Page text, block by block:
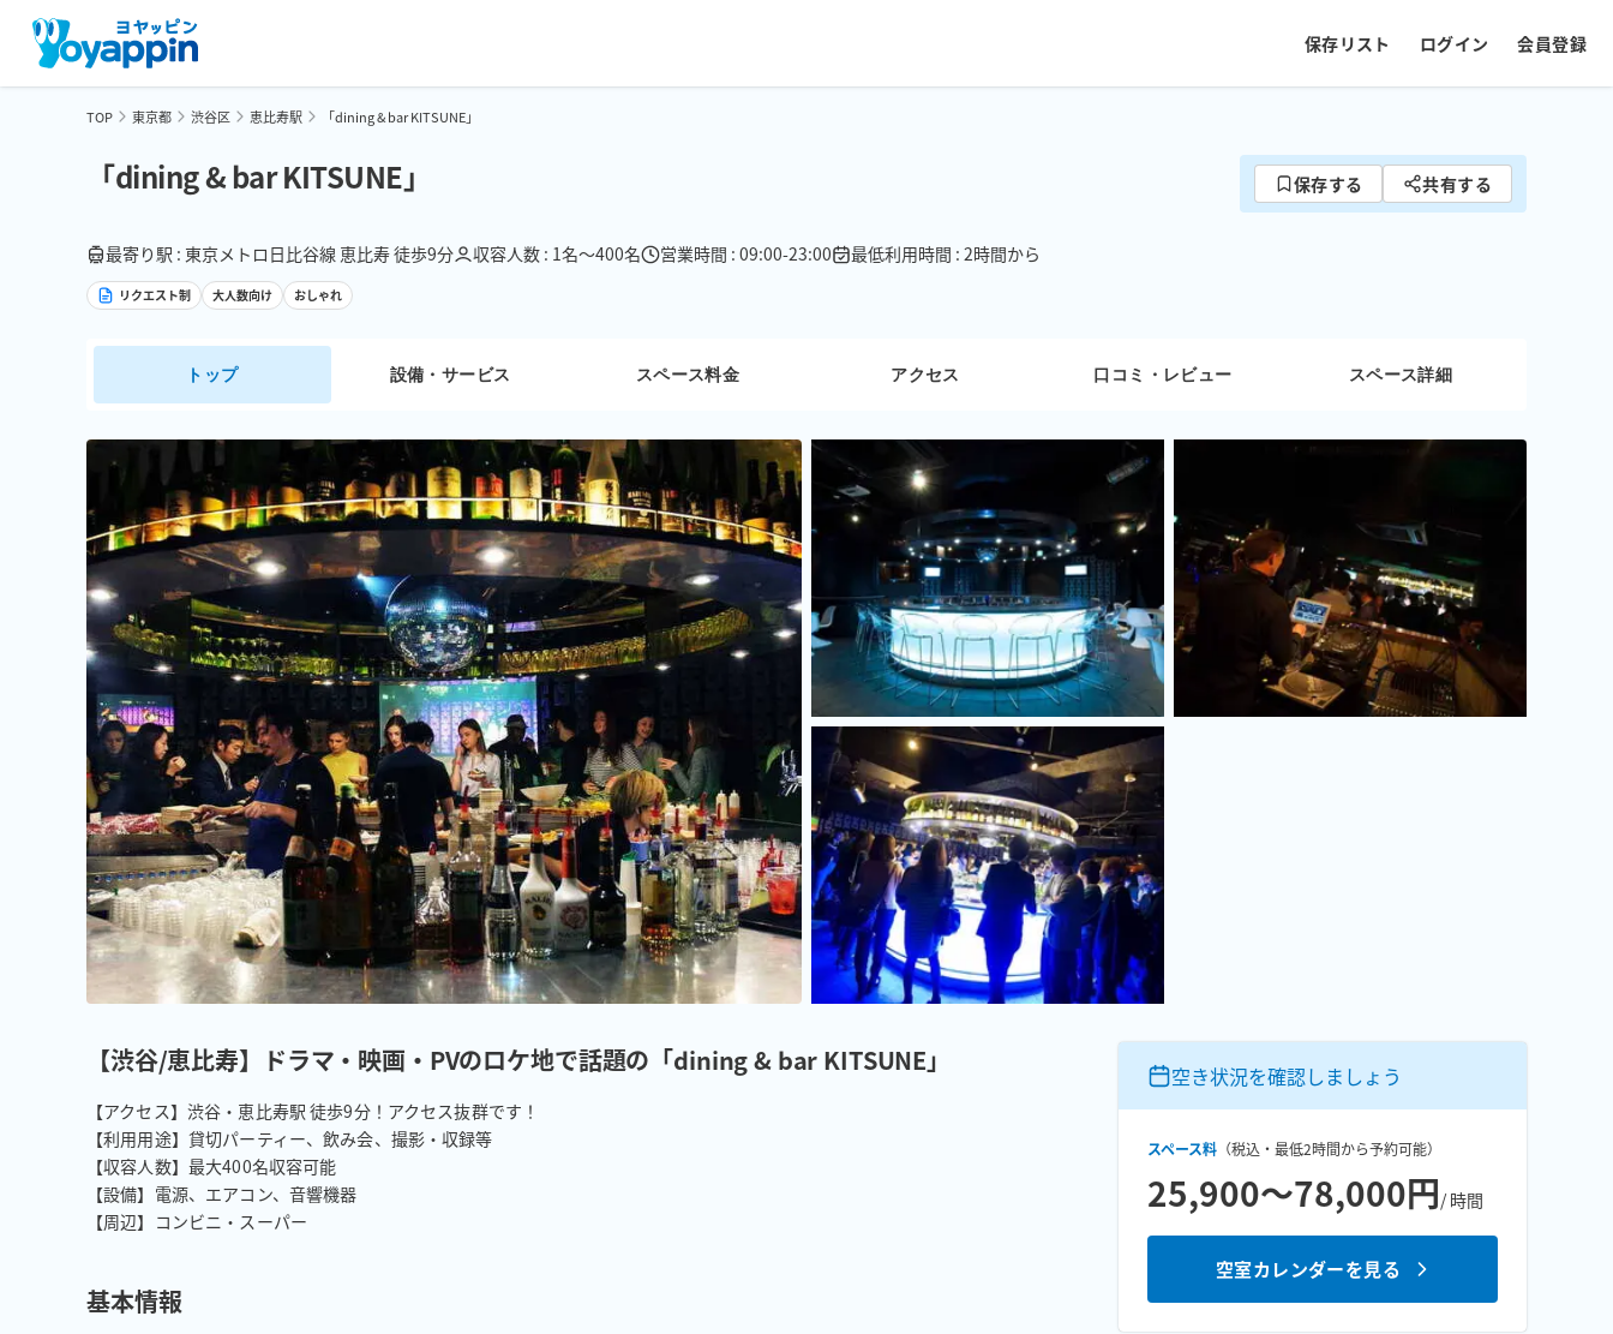
保存リスト ログイン 会員登録
TOP 東京都 渋谷区 恵比寿駅 「dining & bar KITSUNE」
「dining & bar KITSUNE」 保存する 共有する
最寄り駅 : 東京メトロ日比谷線 恵比寿 徒歩9分 収容人数 : 1名〜400名 営業時間 : 09:00-23:00 最低利用時間 : 2時間から
リクエスト制 大人数向け おしゃれ
トップ 設備・サービス スペース料金 アクセス 口コミ・レビュー スペース詳細
【渋谷/恵比寿】ドラマ・映画・PVのロケ地で話題の「dining & bar KITSUNE」
【アクセス】渋谷・恵比寿駅 徒歩9分！アクセス抜群です！
【利用用途】貸切パーティー、飲み会、撮影・収録等
【収容人数】最大400名収容可能
【設備】電源、エアコン、音響機器
【周辺】コンビニ・スーパー
基本情報
空き状況を確認しましょう
スペース料 （税込・最低2時間から予約可能）
25,900〜78,000円/ 時間
空室カレンダーを見る